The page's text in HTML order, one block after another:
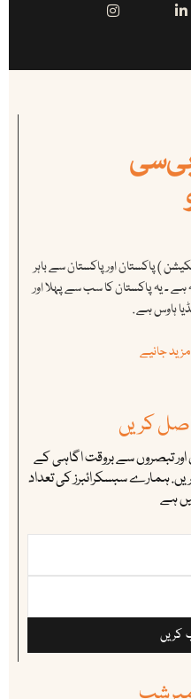
) پاکستان اور پاکستان سے باہر
ہے ۔ یہ پاکستان کا سب سے پہلا اور
ہاوس ہے .
جانیے
کریں
اور تبصروں سے بروقت اگاہی کے
ہمارے سبسکرائبرز کی تعداد
ہے
کریں